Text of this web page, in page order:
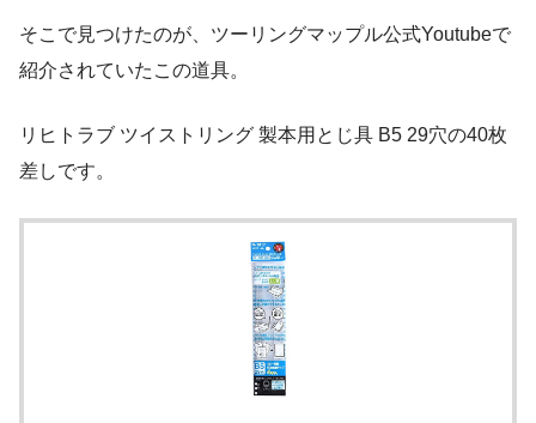
そこで見つけたのが、ツーリングマップル公式Youtubeで
紹介されていたこの道具。
リヒトラブ ツイストリング 製本用とじ具 B5 29穴の40枚
差しです。